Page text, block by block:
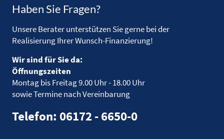
Haben Sie Fragen?
Unsere Berater unterstützen Sie gerne bei der
Realisierung Ihrer Wunsch-Finanzierung!
Wir sind für Sie da:
Öffnungszeiten
Montag bis Freitag9.00 Uhr - 18.00 Uhr
sowie Termine nach Vereinbarung
Telefon: 06172 - 6650-0